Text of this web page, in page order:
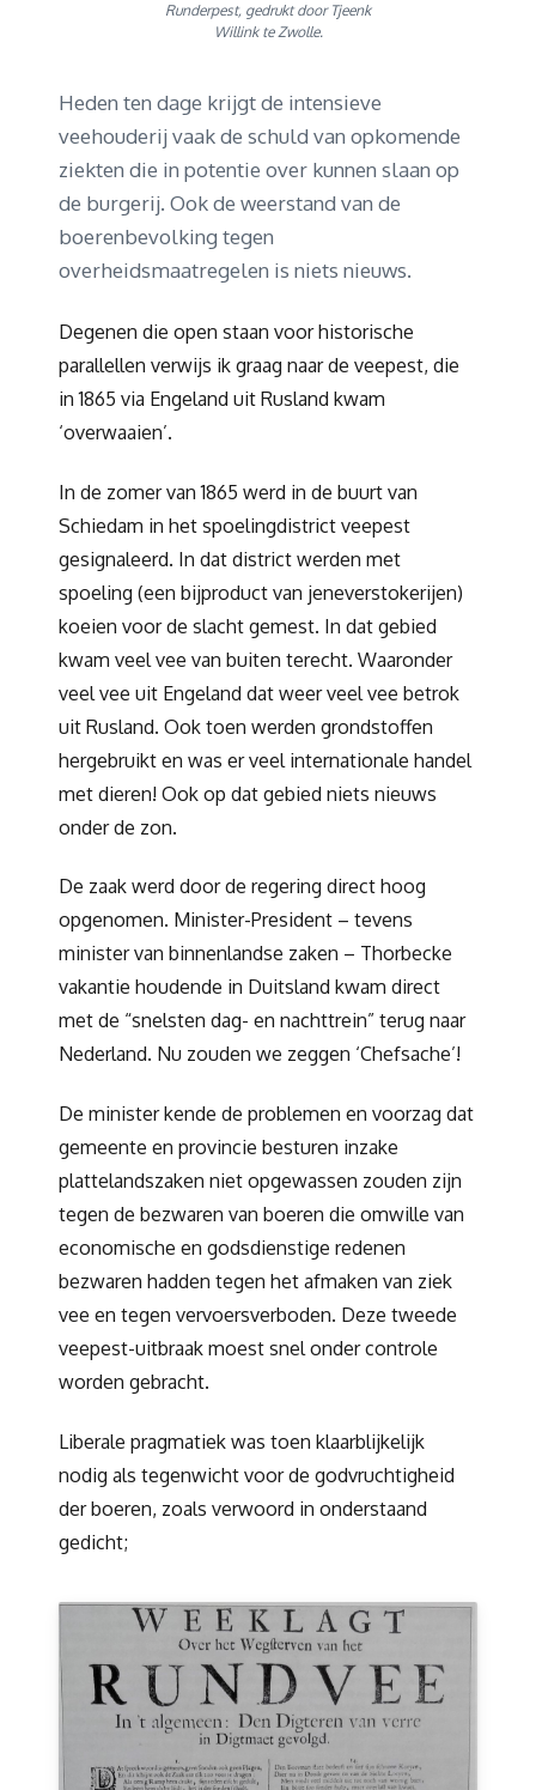
Runderpest, gedrukt door Tjeenk
Willink te Zwolle.
Heden ten dage krijgt de intensieve
veehouderij vaak de schuld van opkomende
ziekten die in potentie over kunnen slaan op
de burgerij. Ook de weerstand van de
boerenbevolking tegen
overheidsmaatregelen is niets nieuws.
Degenen die open staan voor historische
parallellen verwijs ik graag naar de veepest, die
in 1865 via Engeland uit Rusland kwam
‘overwaaien’.
In de zomer van 1865 werd in de buurt van
Schiedam in het spoelingdistrict veepest
gesignaleerd. In dat district werden met
spoeling (een bijproduct van jeneverstokerijen)
koeien voor de slacht gemest. In dat gebied
kwam veel vee van buiten terecht. Waaronder
veel vee uit Engeland dat weer veel vee betrok
uit Rusland. Ook toen werden grondstoffen
hergebruikt en was er veel internationale handel
met dieren! Ook op dat gebied niets nieuws
onder de zon.
De zaak werd door de regering direct hoog
opgenomen. Minister-President – tevens
minister van binnenlandse zaken – Thorbecke
vakantie houdende in Duitsland kwam direct
met de “snelsten dag- en nachttrein” terug naar
Nederland. Nu zouden we zeggen ‘Chefsache’!
De minister kende de problemen en voorzag dat
gemeente en provincie besturen inzake
plattelandszaken niet opgewassen zouden zijn
tegen de bezwaren van boeren die omwille van
economische en godsdienstige redenen
bezwaren hadden tegen het afmaken van ziek
vee en tegen vervoersverboden. Deze tweede
veepest-uitbraak moest snel onder controle
worden gebracht.
Liberale pragmatiek was toen klaarblijkelijk
nodig als tegenwicht voor de godvruchtigheid
der boeren, zoals verwoord in onderstaand
gedicht;